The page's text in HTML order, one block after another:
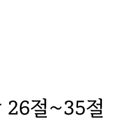
26절~35절